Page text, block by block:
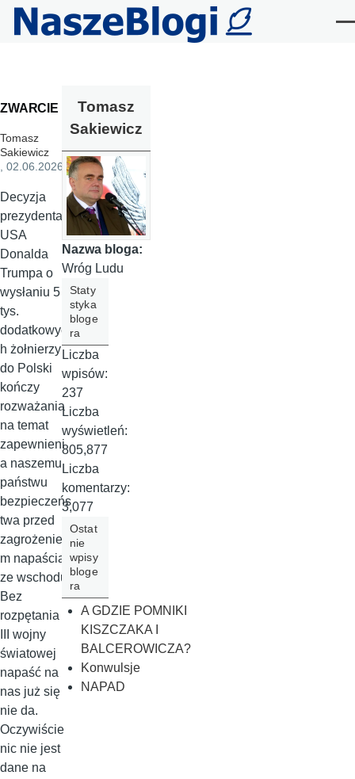
Przejdź do treści
ZWARCIE
Tomasz
Sakiewicz
, 02.06.2026
Decyzja
prezydenta
USA
Donalda
Trumpa o
wysłaniu 5
tys.
dodatkowyc
h żołnierzy
do Polski
kończy
rozważania
na temat
zapewnieni
a naszemu
państwu
bezpieczeńs
twa przed
zagrożenie
m napaścią
ze wschodu.
Bez
rozpętania
III wojny
światowej
napaść na
nas już się
nie da.
Oczywiście
nic nie jest
dane na
Tomasz
Sakiewicz
Nazwa bloga:
Wróg Ludu
Staty
styka
bloge
ra
Liczba
wpisów:
237
Liczba
wyświetleń:
805,877
Liczba
komentarzy:
3,077
Ostat
nie
wpisy
bloge
ra
A GDZIE POMNIKI
KISZCZAKA I
BALCEROWICZA?
Konwulsje
NAPAD